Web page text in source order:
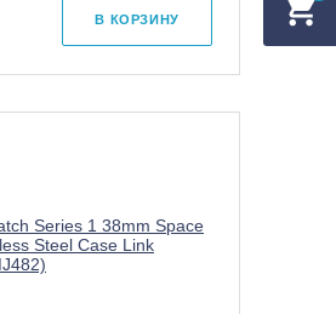
В КОРЗИНУ